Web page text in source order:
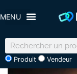
Produit Vendeur